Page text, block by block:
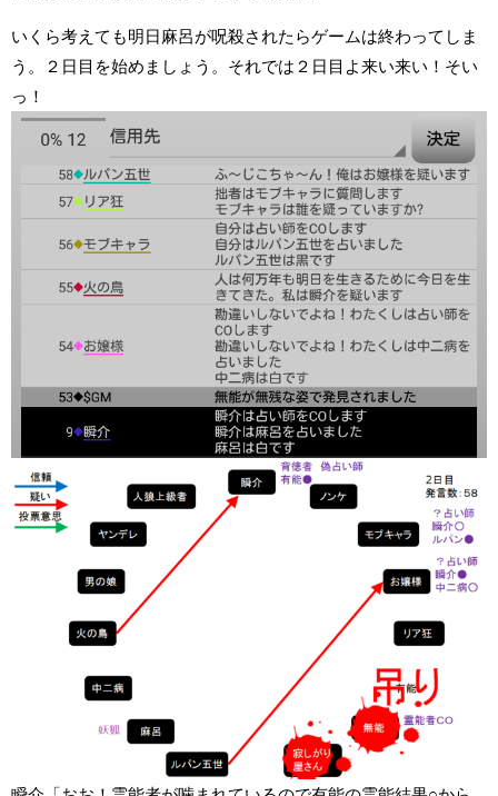
いくら考えても明日麻呂が呪殺されたらゲームは終わってしま
う。２日目を始めましょう。それでは２日目よ来い来い！そい
っ！